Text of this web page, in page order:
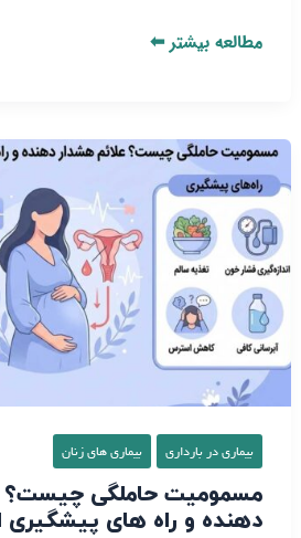
مطالعه بیشتر ⬅
بیماری در بارداری بیماری‌ های زنان
مسمومیت حاملگی چیست؟
دهنده و راه‌ های پیشگیری
مسمومیت
حاملگی
چیست؟
علائم
هشدار
دهنده
و
راه‌
های
پیشگیری
از
پره‌
اکلامپسی